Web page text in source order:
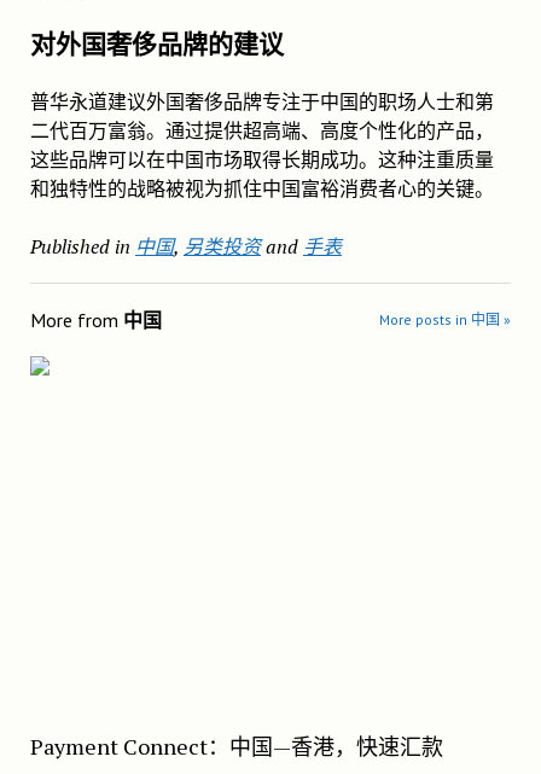
对外国奢侈品牌的建议
普华永道建议外国奢侈品牌专注于中国的职场人士和第
二代百万富翁。通过提供超高端、高度个性化的产品，
这些品牌可以在中国市场取得长期成功。这种注重质量
和独特性的战略被视为抓住中国富裕消费者心的关键。
Published in 中国, 另类投资and 手表
More from 中国 More posts in 中国 »
Payment Connect：中国—香港，快速汇款